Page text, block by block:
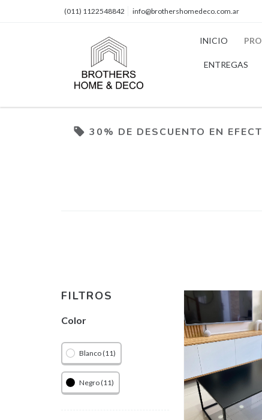
(011) 1122548842 info@brothershomedeco.com.ar
INICIO
ENTREGAS
30% DE DESCUENTO EN
FILTROS
Color
Blanco (11)
Negro (11)